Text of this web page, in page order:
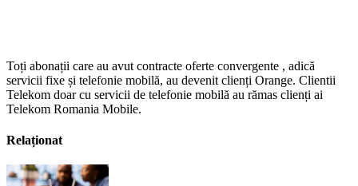
Toți abonații care au avut contracte oferte convergente , adică
servicii fixe și telefonie mobilă, au devenit clienți Orange. Clientii
Telekom doar cu servicii de telefonie mobilă au rămas clienți ai
Telekom Romania Mobile.
Relaționat